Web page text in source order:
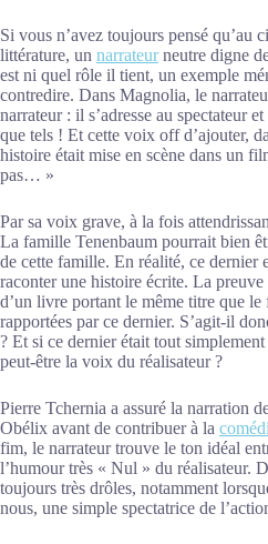
Si vous n’avez toujours pensé qu’au
littérature, un narrateurneutre digne
est ni quel rôle il tient, un exemple
contredire. Dans Magnolia, le
narrateur : il s’adresse au spectateur
que tels ! Et cette voix off d’ajouter,
histoire était mise en scène dans un
pas… »
Par sa voix grave, à la fois
La famille Tenenbaum pourrait bien
de cette famille. En réalité, ce dernier
raconter une histoire écrite. La preuve
d’un livre portant le même titre que
rapportées par ce dernier. S’agit-il
? Et si ce dernier était tout
peut-être la voix du réalisateur ?
Pierre Tchernia a assuré la narration
Obélix avant de contribuer à la
fim, le narrateur trouve le ton idéal
l’humour très « Nul » du réalisateur.
toujours très drôles, notamment
nous, une simple spectatrice de